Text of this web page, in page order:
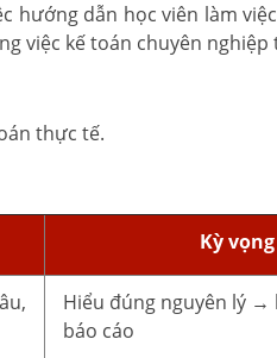
hướng dẫn học viên làm
việc kế toán chuyên
thực tế.
Kỳ
Hiểu đúng nguyên lý
báo cáo